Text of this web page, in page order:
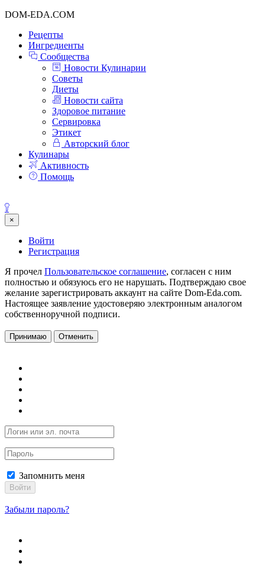
DOM-EDA.COM
Рецепты
Ингредиенты
Сообщества
Новости Кулинарии
Советы
Диеты
Новости сайта
Здоровое питание
Сервировка
Этикет
Авторский блог
Кулинары
Активность
Помощь
×
Войти
Регистрация
Я прочел Пользовательское соглашение, согласен с ним
полностью и обязуюсь его не нарушать. Подтверждаю свое
желание зарегистрировать аккаунт на сайте Dom-Eda.com.
Настоящее заявление удостоверяю электронным аналогом
собственноручной подписи.
Принимаю Отменить
Запомнить меня
Войти
Забыли пароль?